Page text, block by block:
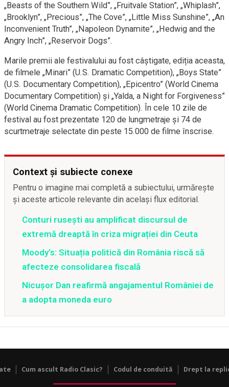
„Beasts of the Southern Wild”, „Fruitvale Station”, „Whiplash”,
„Brooklyn”, „Precious”, „The Cove”, „Little Miss Sunshine”, „An
Inconvenient Truth”, „Napoleon Dynamite”, „Hedwig and the
Angry Inch”, „Reservoir Dogs”.
Marile premii ale festivalului au fost câștigate, ediția aceasta,
de filmele „Minari” (U.S. Dramatic Competition), „Boys State”
(U.S. Documentary Competition), „Epicentro” (World Cinema
Documentary Competition) și „Yalda, a Night for Forgiveness”
(World Cinema Dramatic Competition). În cele 10 zile de
festival au fost prezentate 120 de lungmetraje și 74 de
scurtmetraje selectate din peste 15.000 de filme înscrise.
Context și subiecte conexe
Pentru o imagine mai completă a subiectului, urmărește
și aceste articole relevante din același flux editorial.
Conturi rusești au amplificat discursul de
extremă dreaptă în criza migrației din Ceuta
Moody’s: Situația politică din România riscă să
afecteze consolidarea fiscală
Nicușor Dan reafirmă angajamentul României de
a adopta moneda euro
Cum ascult Radio Clasic? Codul de conduită Drept la